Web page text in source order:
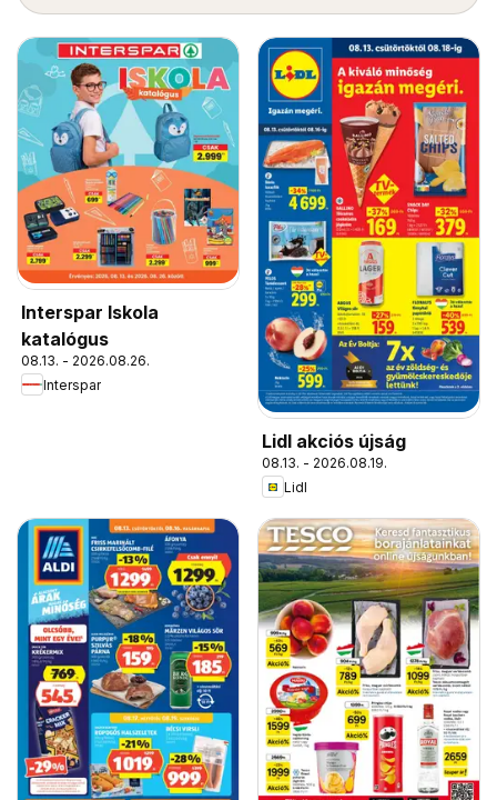
Interspar Iskola
katalógus
08.13. - 2026.08.26.
Interspar
Lidl akciós újság
08.13. - 2026.08.19.
Lidl